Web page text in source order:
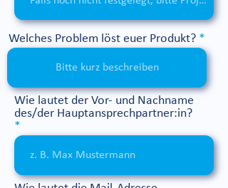
Welches Problem löst euer Produkt?
Wie lautet der Vor- und Nachname
des/der Hauptansprechpartner:in?